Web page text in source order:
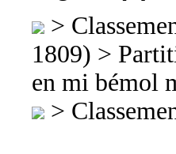
>
1809) >
en mi bémol
>